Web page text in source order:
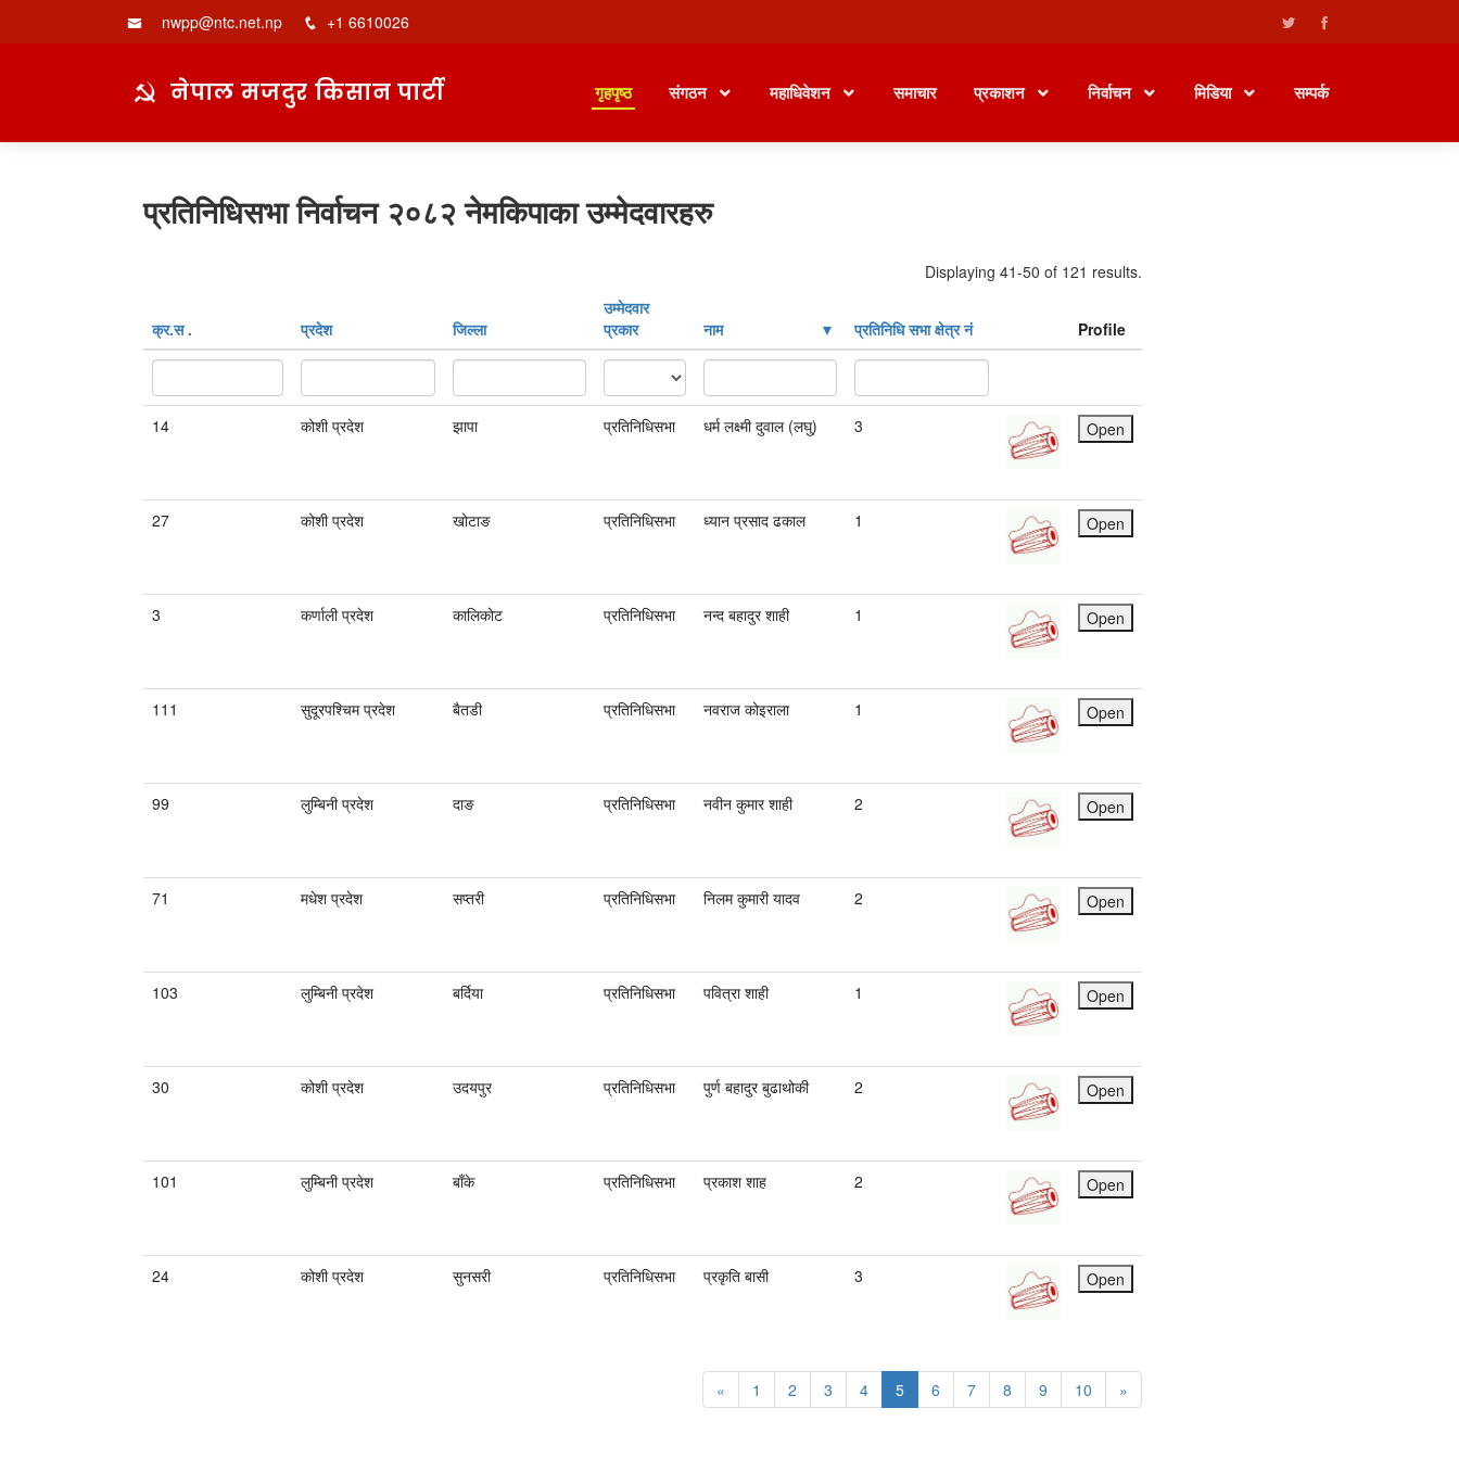
nwpp@ntc.net.np +1 6610026
नेपाल मजदुर किसान पार्टी गृहपृष्ठ संगठन महाधिवेशन समाचार प्रकाशन निर्वाचन मिडिया सम्पर्क
प्रतिनिधिसभा निर्वाचन २०८२ नेमकिपाका उम्मेदवारहरु
Displaying 41-50 of 121 results.
क्र‍.स‌ . प्रदेश जिल्ला
उम्मेदवार
प्रकार
नाम प्रतिनिधि सभा क्षेत्र नं Profile
14 कोशी प्रदेश झापा प्रतिनिधिसभा धर्म लक्ष्मी दुवाल (लघु) 3 Open
27 कोशी प्रदेश खोटाङ प्रतिनिधिसभा ध्यान प्रसाद ढकाल 1 Open
3 कर्णाली प्रदेश कालिकोट प्रतिनिधिसभा नन्द बहादुर शाही 1 Open
111 सुदूरपश्चिम प्रदेश बैतडी प्रतिनिधिसभा नवराज कोइराला 1 Open
99 लुम्बिनी प्रदेश दाङ प्रतिनिधिसभा नवीन कुमार शाही 2 Open
71 मधेश प्रदेश सप्तरी प्रतिनिधिसभा निलम कुमारी यादव 2 Open
103 लुम्बिनी प्रदेश बर्दिया प्रतिनिधिसभा पवित्रा शाही 1 Open
30 कोशी प्रदेश उदयपुर प्रतिनिधिसभा पुर्ण बहादुर बुढाथोकी 2 Open
101 लुम्बिनी प्रदेश बाँके प्रतिनिधिसभा प्रकाश शाह 2 Open
24 कोशी प्रदेश सुनसरी प्रतिनिधिसभा प्रकृति बासी 3 Open
« 1 2 3 4 5 6 7 8 9 10 »